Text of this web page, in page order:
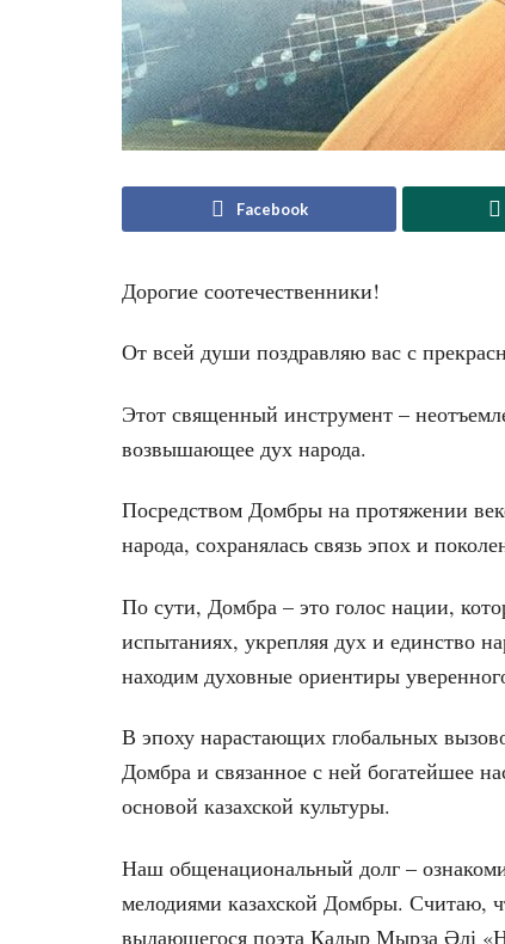
Facebook
Дорогие соотечественники!
От всей души поздравляю вас с
Этот священный инструмент –
возвышающее дух народа.
Посредством Домбры на протяжении
народа, сохранялась связь эпох и
По сути, Домбра – это голос нации,
испытаниях, укрепляя дух и единство
находим духовные ориентиры
В эпоху нарастающих глобальных
Домбра и связанное с ней богатейшее
основой казахской культуры.
Наш общенациональный долг –
мелодиями казахской Домбры. Считаю,
выдающегося поэта Қадыр Мырза Әлі